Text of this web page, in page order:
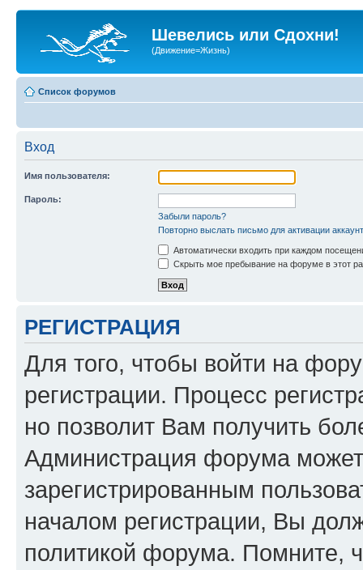
Шевелись или Сдохни!
(Движение=Жизнь)
Список форумов
Вход
Имя пользователя:
Пароль:
Забыли пароль?
Повторно выслать письмо для активации
Автоматически входить при каждом
Скрыть мое пребывание на форуме в этот
РЕГИСТРАЦИЯ
Для того, чтобы войти на
регистрации. Процесс
но позволит Вам получить
Администрация форума может
зарегистрированным
началом регистрации, Вы
политикой форума. Помните,